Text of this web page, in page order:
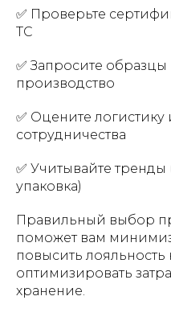
✅ Проверьте
ТС
✅ Запросите образцы
производство
✅ Оцените логистику
сотрудничества
✅ Учитывайте тренды
упаковка)
Правильный выбор
поможет вам
повысить лояльность
оптимизировать
хранение.